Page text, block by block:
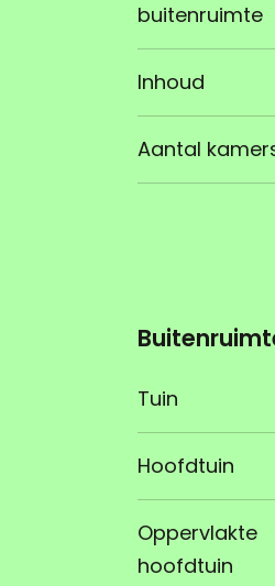
buitenruimte
Inhoud
Aantal
Tuin
Hoofdtuin
Oppervlakte
hoofdtuin